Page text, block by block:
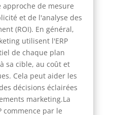
approche de mesure
et de l'analyse des
(ROI). En général,
utilisent l'ERP
de chaque plan
sa cible, au coût et
Cela peut aider les
décisions éclairées
marketing.La
commence par le